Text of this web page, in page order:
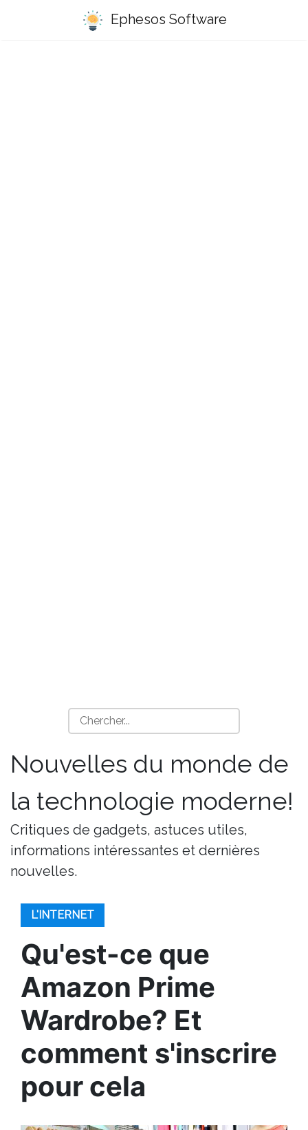
Ephesos Software
Nouvelles du monde de
la technologie moderne!
Critiques de gadgets, astuces utiles,
informations intéressantes et dernières
nouvelles.
L'INTERNET
Qu'est-ce que
Amazon Prime
Wardrobe? Et
comment s'inscrire
pour cela